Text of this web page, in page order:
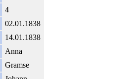
4
02.01.1838
14.01.1838
Anna
Gramse